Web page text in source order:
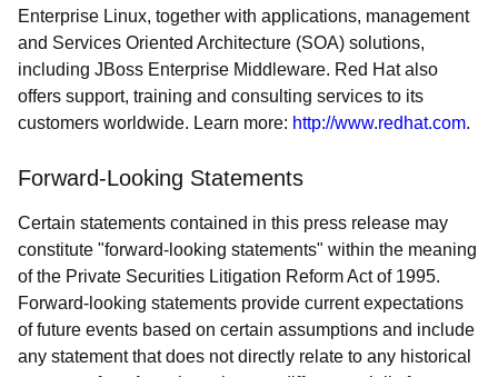
Enterprise Linux, together with applications, management
and Services Oriented Architecture (SOA) solutions,
including JBoss Enterprise Middleware. Red Hat also
offers support, training and consulting services to its
customers worldwide. Learn more: http://www.redhat.com.
Forward-Looking Statements
Certain statements contained in this press release may
constitute "forward-looking statements" within the meaning
of the Private Securities Litigation Reform Act of 1995.
Forward-looking statements provide current expectations
of future events based on certain assumptions and include
any statement that does not directly relate to any historical